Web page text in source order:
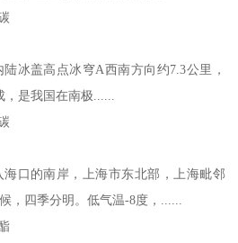
冰盖高点冰穹A西南方向约7.3公里，
是我国在南极......
海口的南岸，上海市东北部，上海毗邻
，四季分明。低气温-8度，......